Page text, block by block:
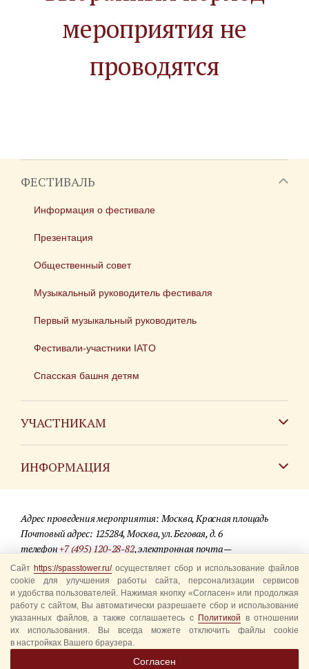
мероприятия не
проводятся
ФЕСТИВАЛЬ
Информация о фестивале
Презентация
Общественный совет
Музыкальный руководитель фестиваля
Первый музыкальный руководитель
Фестивали-участники IATO
Спасская башня детям
УЧАСТНИКАМ
ИНФОРМАЦИЯ
Для СМИ
Где купить билеты
Акции
Вопрос-ответ
Правила посещения
Уполномоченные представители
Адрес проведения мероприятия: Москва, Красная площадь
Почтовый адрес: 125284, Москва, ул. Беговая, д. 6
телефон+7 (495) 120-28-82, электронная почта —
info@spasstower.ru
© 2009-2025 Официальный сайт фестиваля «Спасская башня»
Разработка сайта —студия «Сибирикс»
Сайт https://spasstower.ru/осуществляет сбор и использование файлов
cookie для улучшения работы сайта, персонализации сервисов
и удобства пользователей. Нажимая кнопку «Согласен» или продолжая
работу с сайтом, Вы автоматически разрешаете сбор и использование
указанных файлов, а также соглашаетесь с Политикой в отношении
их использования. Вы всегда можете отключить файлы cookie
в настройках Вашего браузера.
Согласен